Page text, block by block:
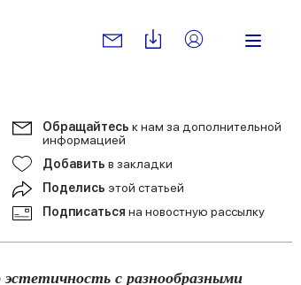
Обращайтесь к нам за дополнительной
информацией
Добавить в закладки
Поделись этой статьей
Подписаться на новостную рассылку
с разнообразными